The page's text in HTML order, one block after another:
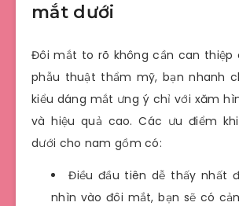
mắt dưới
Đôi mắt to rõ không cần can thiệp
phẫu thuật thẩm mỹ, bạn nhanh
kiểu dáng mắt ưng ý chỉ với xăm
và hiệu quả cao. Các ưu điểm
dưới cho nam gồm có:
Điều đầu tiên dễ thấy nhất
nhìn vào đôi mắt, bạn sẽ có